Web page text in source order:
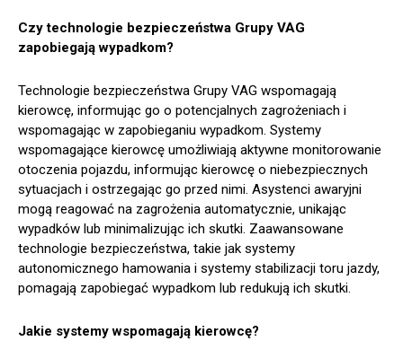
Czy technologie bezpieczeństwa Grupy VAG
zapobiegają wypadkom?
Technologie bezpieczeństwa Grupy VAG wspomagają
kierowcę, informując go o potencjalnych zagrożeniach i
wspomagając w zapobieganiu wypadkom. Systemy
wspomagające kierowcę umożliwiają aktywne monitorowanie
otoczenia pojazdu, informując kierowcę o niebezpiecznych
sytuacjach i ostrzegając go przed nimi. Asystenci awaryjni
mogą reagować na zagrożenia automatycznie, unikając
wypadków lub minimalizując ich skutki. Zaawansowane
technologie bezpieczeństwa, takie jak systemy
autonomicznego hamowania i systemy stabilizacji toru jazdy,
pomagają zapobiegać wypadkom lub redukują ich skutki.
Jakie systemy wspomagają kierowcę?